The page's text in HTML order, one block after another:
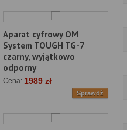
Aparat cyfrowy OM
System TOUGH TG-7
czarny, wyjątkowo
odporny
Cena: 1989 zł
Sprawdź